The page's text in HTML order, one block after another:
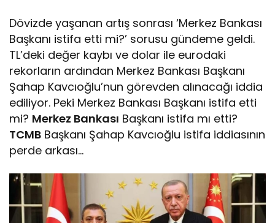
Dövizde yaşanan artış sonrası ‘Merkez Bankası
Başkanı istifa etti mi?’ sorusu gündeme geldi.
TL’deki değer kaybı ve dolar ile eurodaki
rekorların ardından Merkez Bankası Başkanı
Şahap Kavcıoğlu’nun görevden alınacağı iddia
ediliyor. Peki Merkez Bankası Başkanı istifa etti
mi? Merkez Bankası Başkanı istifa mı etti?
TCMB Başkanı Şahap Kavcıoğlu istifa iddiasının
perde arkası…